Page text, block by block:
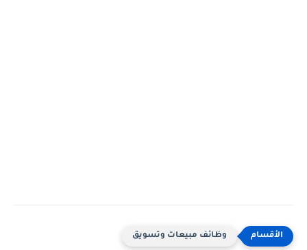
وظائف مبيعات وتسويق